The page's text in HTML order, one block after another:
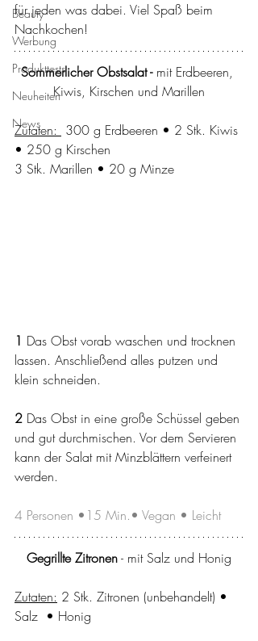
Beauty
Werbung
Produkttests
Neuheiten
News
für jeden was dabei. Viel Spaß beim
Nachkochen!
Sommerlicher Obstsalat - mit Erdbeeren,
Kiwis, Kirschen und Marillen
Zutaten: 300 g Erdbeeren • 2 Stk. Kiwis
• 250 g Kirschen
3 Stk. Marillen • 20 g Minze
1 Das Obst vorab waschen und trocknen
lassen. Anschließend alles putzen und
klein schneiden.
2 Das Obst in eine große Schüssel geben
und gut durchmischen. Vor dem Servieren
kann der Salat mit Minzblättern verfeinert
werden.
4 Personen •15 Min.• Vegan • Leicht
Gegrillte Zitronen - mit Salz und Honig
Zutaten: 2 Stk. Zitronen (unbehandelt) •
Salz  • Honig